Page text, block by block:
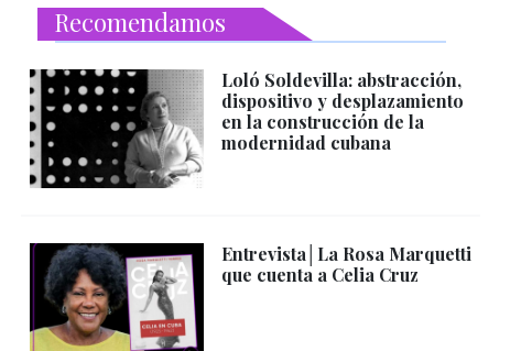
Recomendamos
Loló Soldevilla: abstracción,
dispositivo y desplazamiento
en la construcción de la
modernidad cubana
Entrevista│La Rosa Marquetti
que cuenta a Celia Cruz